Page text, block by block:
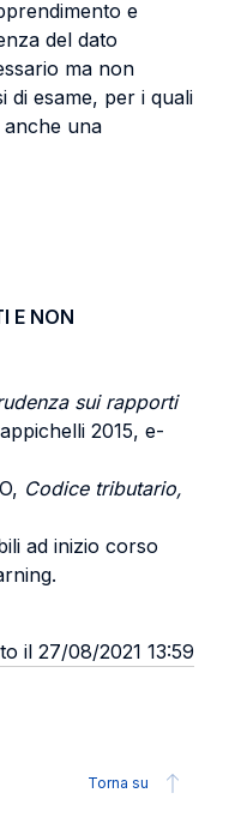
e
del dato
ma non
di esame, per i quali
anche una
E NON
sui rapporti
2015, e-
Codice tributario,
ad inizio corso
il 27/08/2021 13:59
Torna su